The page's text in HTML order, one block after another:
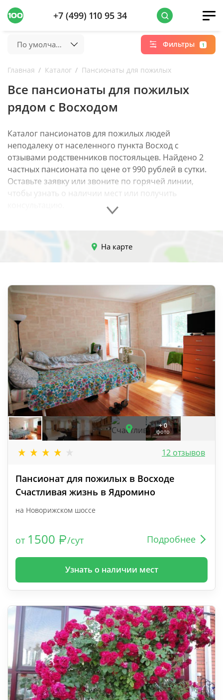
+7 (499) 110 95 34
Главная Каталог Пансионаты для пожилых
Все пансионаты для пожилых
рядом с Восходом
Каталог пансионатов для пожилых людей
неподалеку от населенного пункта Восход с
отзывами родственников постояльцев. Найдено 2
частных пансионата по цене от 990 рублей в сутки.
Оставьте заявку или звоните по горячей линии,
чтобы узнать о наличии мест или получить
По умолчанию Фильтры 1
На карте
+ 0
фото
12 отзывов
Пансионат для пожилых в Восходе
Счастливая жизнь в Ядромино
на Новорижском шоссе
от 1500 /сут Подробнее
Узнать о наличии мест